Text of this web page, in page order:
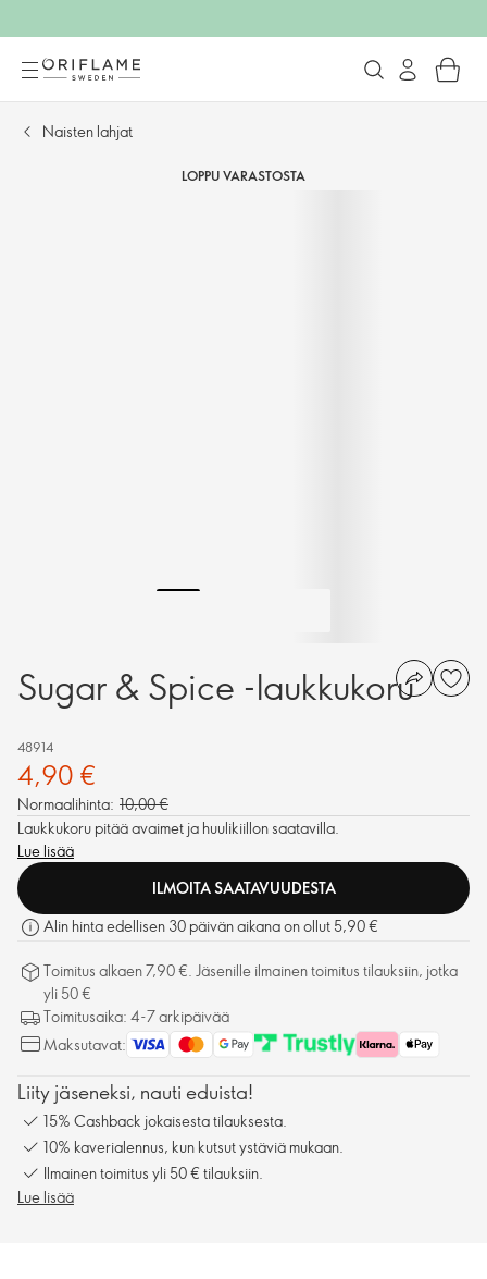
Naisten lahjat
LOPPU VARASTOSTA
Sugar & Spice -laukkukoru
48914
4,90 €
Normaalihinta: 10,00 €
Laukkukoru pitää avaimet ja huulikiillon saatavilla.
Lue lisää
ILMOITA SAATAVUUDESTA
Alin hinta edellisen 30 päivän aikana on ollut 5,90 €
Toimitus alkaen 7,90 €. Jäsenille ilmainen toimitus tilauksiin, jotka
yli 50 €
Toimitusaika: 4-7 arkipäivää
Maksutavat:
Liity jäseneksi, nauti eduista!
15% Cashback jokaisesta tilauksesta.
10% kaverialennus, kun kutsut ystäviä mukaan.
Ilmainen toimitus yli 50 € tilauksiin.
Lue lisää